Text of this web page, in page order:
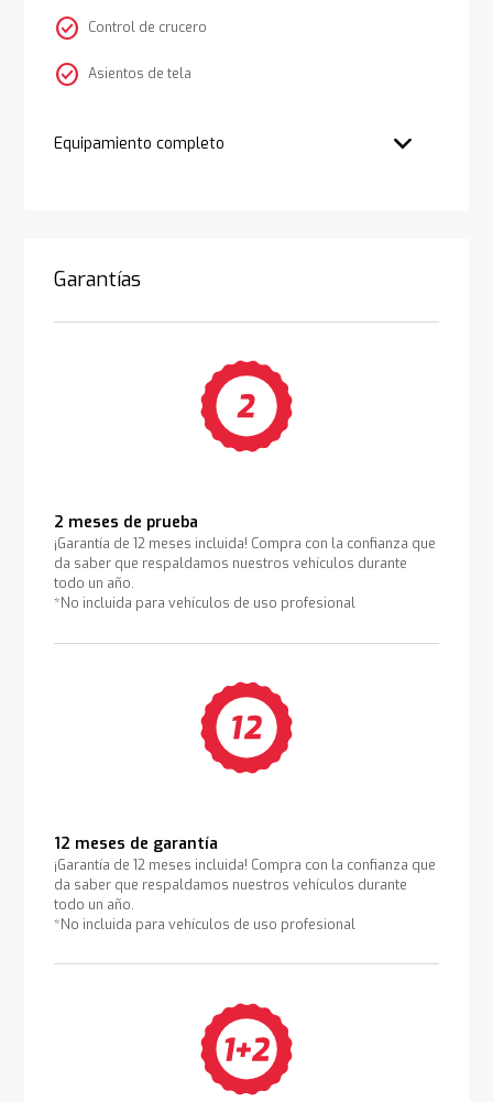
check_circle Control de crucero
check_circle Asientos de tela
Equipamiento completo
Garantías
2 meses de prueba
¡Garantía de 12 meses incluida! Compra con la confianza que
da saber que respaldamos nuestros vehículos durante
todo un año.
*No incluida para vehículos de uso profesional
12 meses de garantía
¡Garantía de 12 meses incluida! Compra con la confianza que
da saber que respaldamos nuestros vehículos durante
todo un año.
*No incluida para vehículos de uso profesional